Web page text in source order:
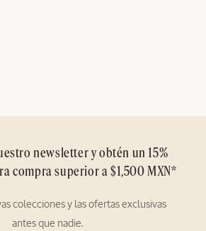
newsletter y obtén un 15%
compra superior a $1,500 MXN*
colecciones y las ofertas exclusivas
antes que nadie.